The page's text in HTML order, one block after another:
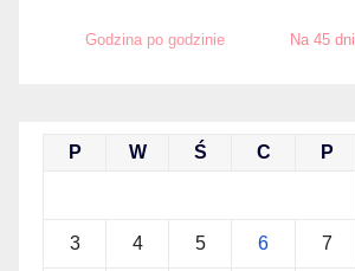
Godzina po godzinie Na 45 dni
P W Ś C P
3 4 5 6 7